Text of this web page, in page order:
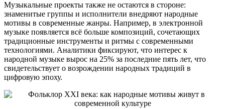
Музыкальные проекты также не остаются в стороне:
знаменитые группы и исполнители внедряют народные
мотивы в современные жанры. Например, в электронной
музыке появляется всё больше композиций, сочетающих
традиционные инструменты и ритмы с современными
технологиями. Аналитики фиксируют, что интерес к
народной музыке вырос на 25% за последние пять лет, что
свидетельствует о возрождении народных традиций в
цифровую эпоху.